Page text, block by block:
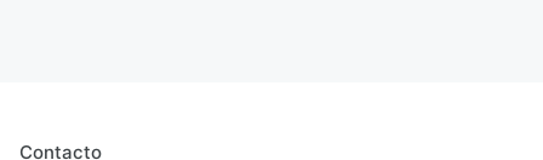
Contacto